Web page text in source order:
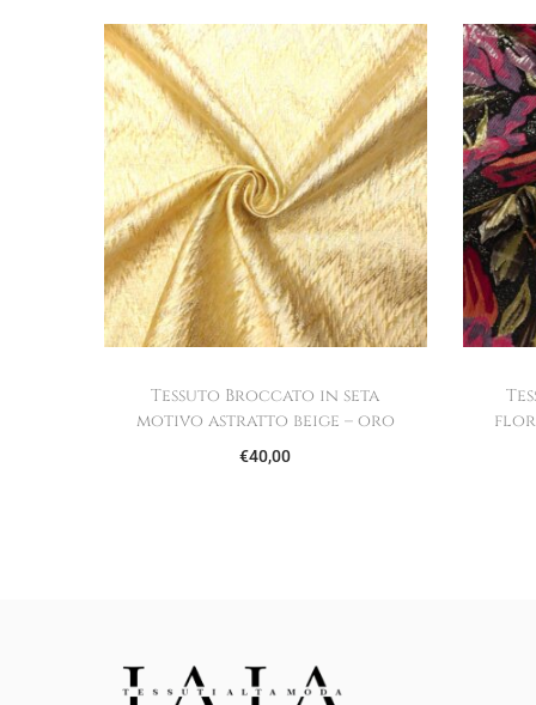
Tessuto Broccato in seta
motivo astratto beige – oro
€40,00